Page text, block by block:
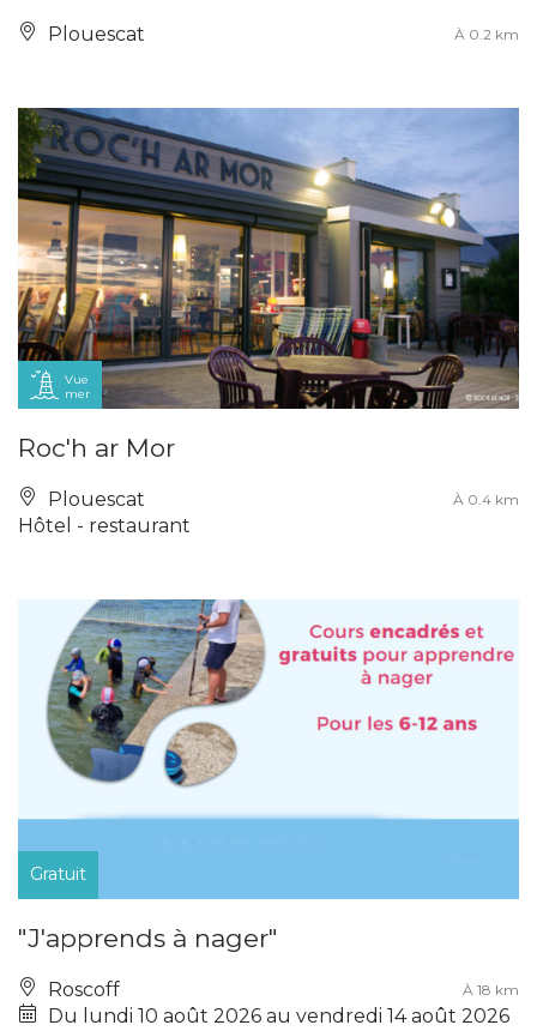
Plouescat À 0.2 km
Vue
mer
Roc'h ar Mor
Plouescat À 0.4 km
Hôtel - restaurant
Gratuit
"J'apprends à nager"
Roscoff À 18 km
Du lundi 10 août 2026 au vendredi 14 août 2026